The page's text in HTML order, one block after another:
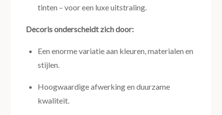
tinten – voor een luxe uitstraling.
Decoris onderscheidt zich door:
Een enorme variatie aan kleuren, materialen en
stijlen.
Hoogwaardige afwerking en duurzame
kwaliteit.